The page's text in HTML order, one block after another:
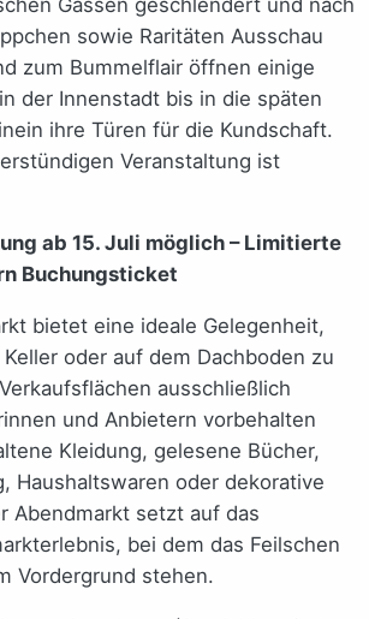
sowie Raritäten Ausschau
zum Bummelflair öffnen einige
der Innenstadt bis in die späten
ihre Türen für die Kundschaft.
Veranstaltung ist
ab 15. Juli möglich – Limitierte
Buchungsticket
bietet eine ideale Gelegenheit,
oder auf dem Dachboden zu
ausschließlich
und Anbietern vorbehalten
Kleidung, gelesene Bücher,
Haushaltswaren oder dekorative
Abendmarkt setzt auf das
bei dem das Feilschen
Vordergrund stehen.